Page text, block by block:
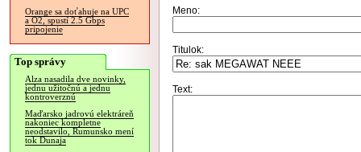
Orange sa doťahuje na UPC
a O2, spustí 2.5 Gbps
pripojenie
Top správy
Alza nasadila dve novinky,
jednu užitočnú a jednu
kontroverznú
Maďarsko jadrovú elektráreň
nakoniec kompletne
neodstavilo, Rumunsko mení
tok Dunaja
Meno:
Titulok:
Text: